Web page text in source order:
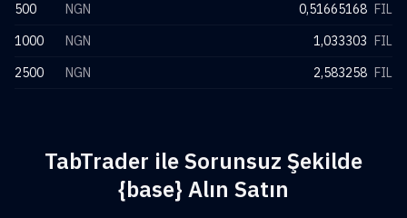
500
NGN 0,51665168 FIL
1000
NGN 1,033303 FIL
2500
NGN 2,583258 FIL
TabTrader ile Sorunsuz Şekilde
{base} Alın Satın